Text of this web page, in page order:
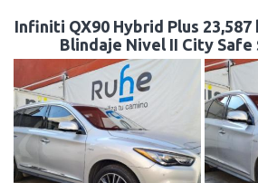
Infiniti QX90 Hybrid Plus 23,587
Blindaje Nivel II City Safe